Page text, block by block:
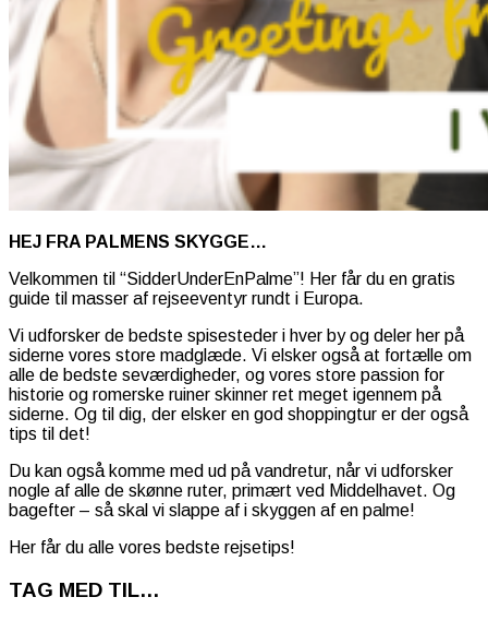
HEJ FRA PALMENS SKYGGE…
Velkommen til “SidderUnderEnPalme”! Her får du en gratis
guide til masser af rejseeventyr rundt i Europa.
Vi udforsker de bedste spisesteder i hver by og deler her på
siderne vores store madglæde. Vi elsker også at fortælle om
alle de bedste seværdigheder, og vores store passion for
historie og romerske ruiner skinner ret meget igennem på
siderne. Og til dig, der elsker en god shoppingtur er der også
tips til det!
Du kan også komme med ud på vandretur, når vi udforsker
nogle af alle de skønne ruter, primært ved Middelhavet. Og
bagefter – så skal vi slappe af i skyggen af en palme!
Her får du alle vores bedste rejsetips!
TAG MED TIL…